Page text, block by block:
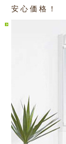
安 心 価 格 ！